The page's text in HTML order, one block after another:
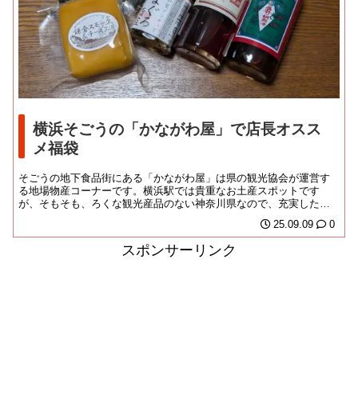
横浜そごうの「かながわ屋」で店長オスス
メ福袋
そごうの地下食品街にある「かながわ屋」は県の観光協会が運営す
る地場物産コーナーです。横浜駅では貴重なお土産スポットです
が、そもそも、ろくな観光産品のない神奈川県なので、充実した売
25.09.09 0
スポンサーリンク